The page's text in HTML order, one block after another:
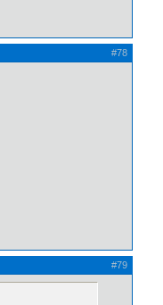
#78
#79